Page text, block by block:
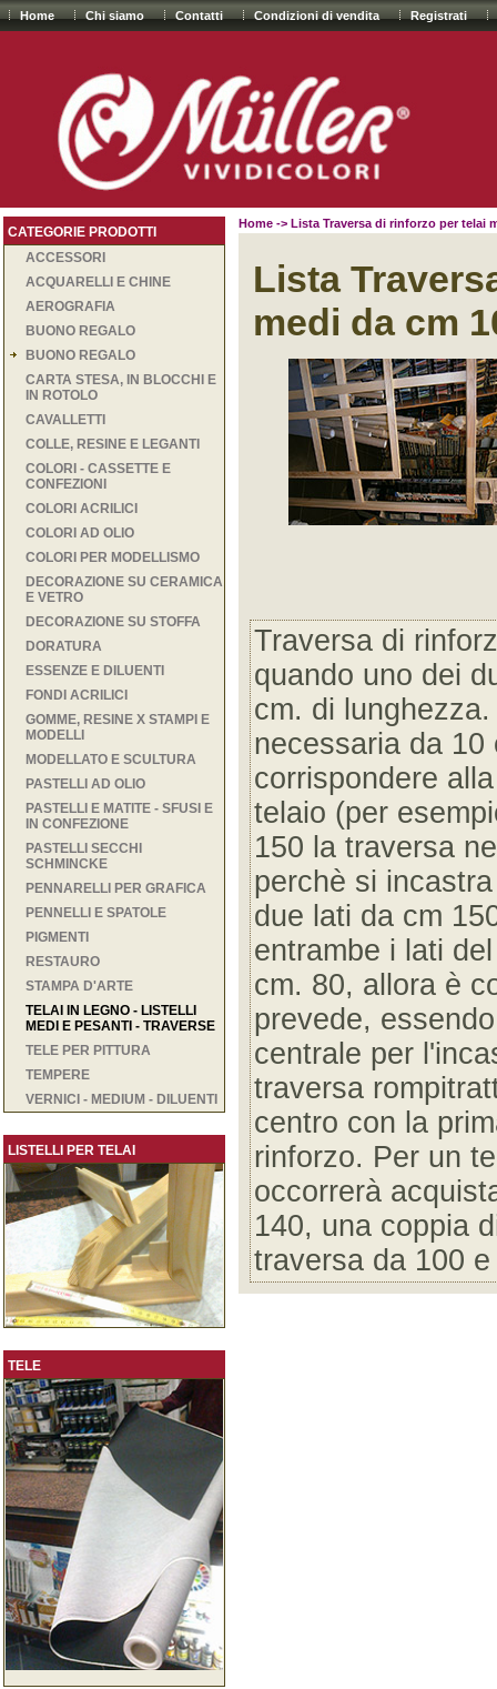
Home Chi siamo Contatti Condizioni di vendita Registrati
CATEGORIE PRODOTTI
ACCESSORI
ACQUARELLI E CHINE
AEROGRAFIA
BUONO REGALO
BUONO REGALO
CARTA STESA, IN BLOCCHI E
IN ROTOLO
CAVALLETTI
COLLE, RESINE E LEGANTI
COLORI - CASSETTE E
CONFEZIONI
COLORI ACRILICI
COLORI AD OLIO
COLORI PER MODELLISMO
DECORAZIONE SU CERAMICA
E VETRO
DECORAZIONE SU STOFFA
DORATURA
ESSENZE E DILUENTI
FONDI ACRILICI
GOMME, RESINE X STAMPI E
MODELLI
MODELLATO E SCULTURA
PASTELLI AD OLIO
PASTELLI E MATITE - SFUSI E
IN CONFEZIONE
PASTELLI SECCHI
SCHMINCKE
PENNARELLI PER GRAFICA
PENNELLI E SPATOLE
PIGMENTI
RESTAURO
STAMPA D'ARTE
TELAI IN LEGNO - LISTELLI
MEDI E PESANTI - TRAVERSE
TELE PER PITTURA
TEMPERE
VERNICI - MEDIUM - DILUENTI
LISTELLI PER TELAI
TELE
Home -> Lista Traversa di rinforzo per telai
Lista
medi da cm
Traversa di
quando uno dei
cm. di
necessaria da
corrispondere
telaio (per
150 la traversa
perchè si
due lati da cm
entrambe i lati
cm. 80, allora è
prevede,
centrale per
traversa
centro con la
rinforzo. Per un
occorrerà
140, una coppia
traversa da 100